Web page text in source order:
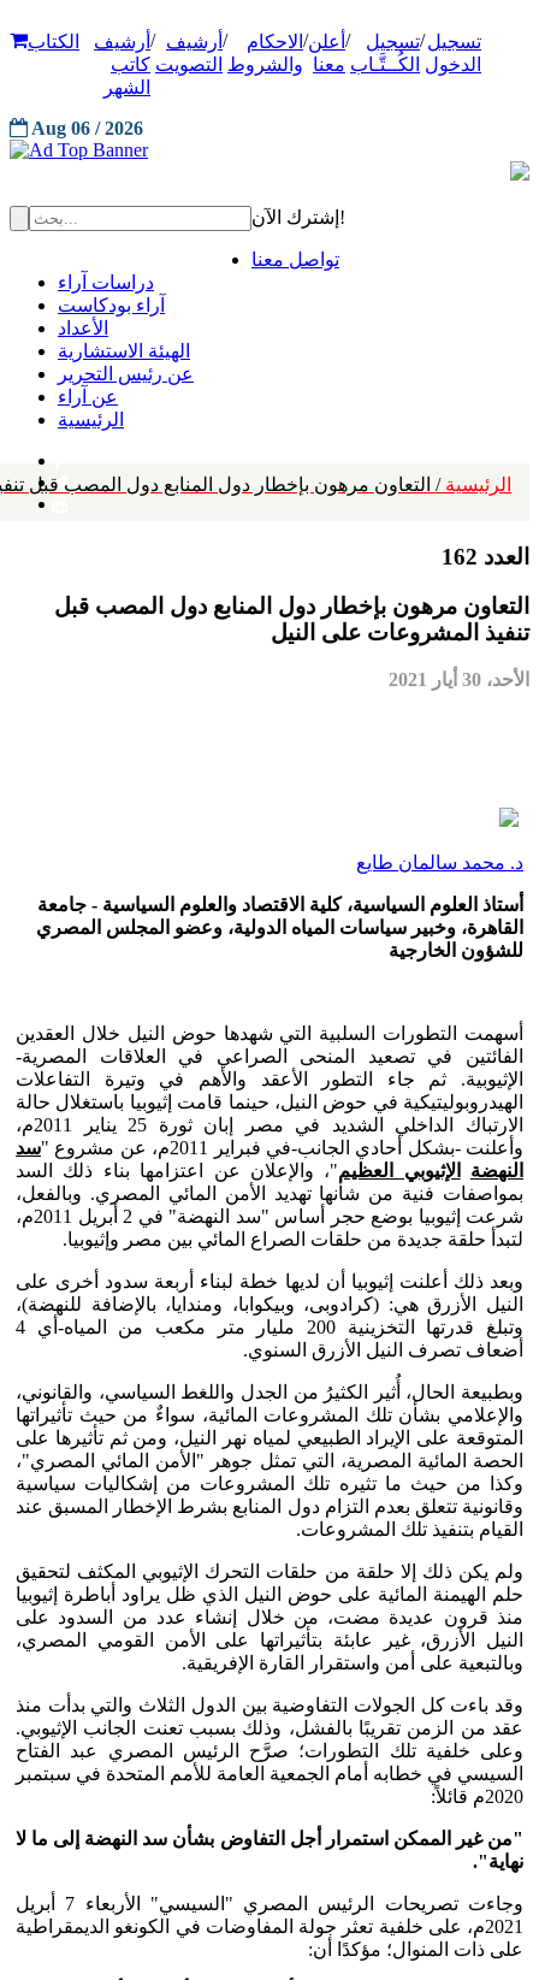
تسجيل
الدخول
/تسجيل
الكُــتَّـاب
/ أعلن
معنا
/ الاحكام
والشروط
/ أرشيف
التصويت
/ أرشيف
كاتب
الشهر
الكتاب
Aug 06 / 2026
إشترك الآن!
تواصل معنا
دراسات آراء
آراء بودكاست
الأعداد
الهيئة الاستشارية
عن رئيس التحرير
عن آراء
الرئيسية
الرئيسية / التعاون مرهون بإخطار دول المنابع دول المصب قبل
العدد 162
التعاون مرهون بإخطار دول المنابع دول المصب قبل
تنفيذ المشروعات على النيل
الأحد، 30 أيار 2021
د. محمد سالمان طايع
أستاذ العلوم السياسية، كلية الاقتصاد والعلوم السياسية - جامعة
القاهرة، وخبير سياسات المياه الدولية، وعضو المجلس المصري
للشؤون الخارجية
أسهمت التطورات السلبية التي شهدها حوض النيل خلال العقدين
الفائتين في تصعيد المنحى الصراعي في العلاقات المصرية-
الإثيوبية. ثم جاء التطور الأعقد والأهم في وتيرة التفاعلات
الهيدروبوليتيكية في حوض النيل، حينما قامت إثيوبيا باستغلال حالة
الارتباك الداخلي الشديد في مصر إبان ثورة 25 يناير 2011م،
وأعلنت -بشكل أحادي الجانب-في فبراير 2011م، عن مشروع "
سد
النهضة
الإثيوبي العظيم"، والإعلان عن اعتزامها بناء ذلك السد
بمواصفات فنية من شأنها تهديد الأمن المائي المصري. وبالفعل،
شرعت إثيوبيا بوضع حجر أساس "سد النهضة" في 2 أبريل 2011م،
لتبدأ حلقة جديدة من حلقات الصراع المائي بين مصر وإثيوبيا.
وبعد ذلك أعلنت إثيوبيا أن لديها خطة لبناء أربعة سدود أخرى على
النيل الأزرق هي: (كرادوبى، وبيكوابا، ومندايا، بالإضافة للنهضة)،
وتبلغ قدرتها التخزينية 200 مليار متر مكعب من المياه-أي 4
أضعاف تصرف النيل الأزرق السنوي.
وبطبيعة الحال، أُثير الكثيرُ من الجدل واللغط السياسي، والقانوني،
والإعلامي بشأن تلك المشروعات المائية، سواءٌ من حيث تأثيراتها
المتوقعة على الإيراد الطبيعي لمياه نهر النيل، ومن ثم تأثيرها على
الحصة المائية المصرية، التي تمثل جوهر "الأمن المائي المصري"،
وكذا من حيث ما تثيره تلك المشروعات من إشكاليات سياسية
وقانونية تتعلق بعدم التزام دول المنابع بشرط الإخطار المسبق عند
القيام بتنفيذ تلك المشروعات.
ولم يكن ذلك إلا حلقة من حلقات التحرك الإثيوبي المكثف لتحقيق
حلم الهيمنة المائية على حوض النيل الذي ظل يراود أباطرة إثيوبيا
منذ قرون عديدة مضت، من خلال إنشاء عدد من السدود على
النيل الأزرق، غير عابئة بتأثيراتها على الأمن القومي المصري،
وبالتبعية على أمن واستقرار القارة الإفريقية.
وقد باءت كل الجولات التفاوضية بين الدول الثلاث والتي بدأت منذ
عقد من الزمن تقريبًا بالفشل، وذلك بسبب تعنت الجانب الإثيوبي.
وعلى خلفية تلك التطورات؛ صرَّح الرئيس المصري عبد الفتاح
السيسي في خطابه أمام الجمعية العامة للأمم المتحدة في سبتمبر
2020م قائلاً:
"من غير الممكن استمرار أجل التفاوض بشأن سد النهضة إلى ما لا
نهاية".
وجاءت تصريحات الرئيس المصري "السيسي" الأربعاء 7 أبريل
2021م، على خلفية تعثر جولة المفاوضات في الكونغو الديمقراطية
على ذات المنوال؛ مؤكدًا أن: